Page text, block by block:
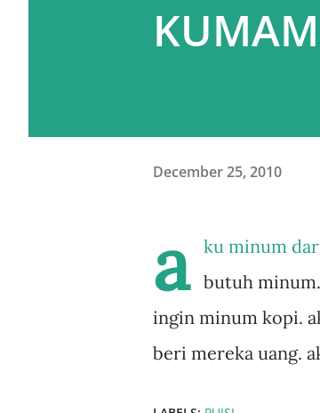
December 25, 2010
a
ku minum
butuh
ingin minum kopi.
beri mereka uang.